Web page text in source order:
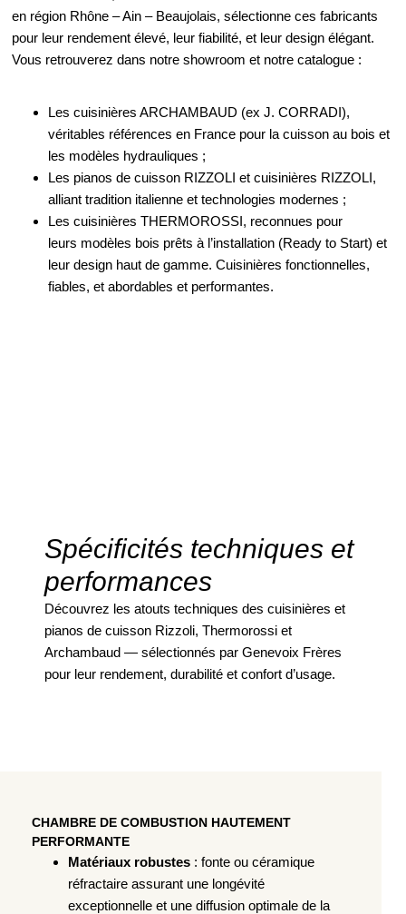
en région Rhône – Ain – Beaujolais, sélectionne ces fabricants
pour leur rendement élevé, leur fiabilité, et leur design élégant.
Vous retrouverez dans notre showroom et notre catalogue :
Les cuisinières ARCHAMBAUD (ex J. CORRADI),
véritables références en France pour la cuisson au bois et
les modèles hydrauliques ;
Les pianos de cuisson RIZZOLI et cuisinières RIZZOLI,
alliant tradition italienne et technologies modernes ;
Les cuisinières THERMOROSSI, reconnues pour
leurs modèles bois prêts à l’installation (Ready to Start) et
leur design haut de gamme. Cuisinières fonctionnelles,
fiables, et abordables et performantes.
Spécificités techniques et
performances
Découvrez les atouts techniques des cuisinières et
pianos de cuisson Rizzoli, Thermorossi et
Archambaud — sélectionnés par Genevoix Frères
pour leur rendement, durabilité et confort d’usage.
CHAMBRE DE COMBUSTION HAUTEMENT
PERFORMANTE
Matériaux robustes : fonte ou céramique
réfractaire assurant une longévité
exceptionnelle et une diffusion optimale de la